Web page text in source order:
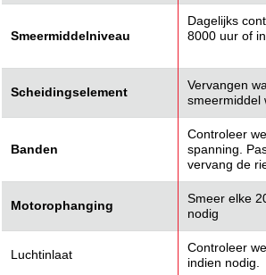
Smeermiddelniveau
Dagelijks
8000 uur of
Scheidingselement
Vervangen
smeermiddel
Banden
Controleer
spanning.
vervang de
Motorophanging
Smeer elke
nodig
Luchtinlaat
Controleer
indien nodig.